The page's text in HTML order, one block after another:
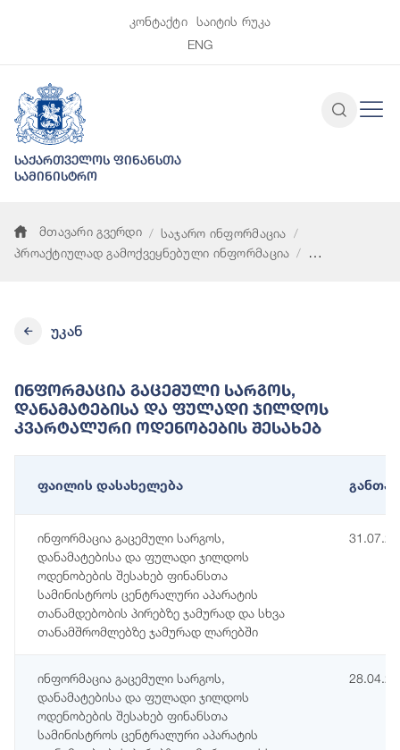
კონტაქტი
საიტის რუკა
ENG
საქართველოს ფინანსთა
სამინისტრო
მთავარი გვერდი
საჯარო ინფორმაცია
პროაქტიულად გამოქვეყნებული ინფორმაცია
უკან
Ინფორმაცია Გაცემული Სარგოს,
Დანამატებისა Და Ფულადი Ჯილდოს
Კვარტალური Ოდენობების Შესახებ
ფაილის დასახელება
ინფორმაცია გაცემული სარგოს,
დანამატებისა და ფულადი ჯილდოს
ოდენობების შესახებ ფინანსთა
სამინისტროს ცენტრალური აპარატის
თანამდებობის პირებზე ჯამურად და სხვა
თანამშრომლებზე ჯამურად ლარებში
ინფორმაცია გაცემული სარგოს,
დანამატებისა და ფულადი ჯილდოს
ოდენობების შესახებ ფინანსთა
სამინისტროს ცენტრალური აპარატის